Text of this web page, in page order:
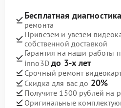
Бесплатная диагностика
ремонта
Привезем и увезем
собственной доставкой
Гарантия на наши работы
inno3Dдо 3-х лет
Срочный ремонт
Скидка для вас до 20%
Получите 1500 рублей на
Оригинальные